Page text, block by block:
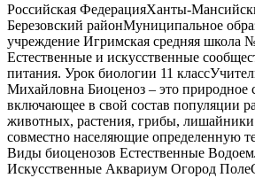
Российская ФедерацияХанты-
Березовский районМуниципальное
учреждение Игримская средняя школа
Естественные и искусственные
питания. Урок биологии 11
Михайловна Биоценоз – это природное
включающее в свой состав популяции
животных, растения, грибы, лишайники
совместно населяющие определенную
Виды биоценозов Естественные
Искусственные Аквариум Огород